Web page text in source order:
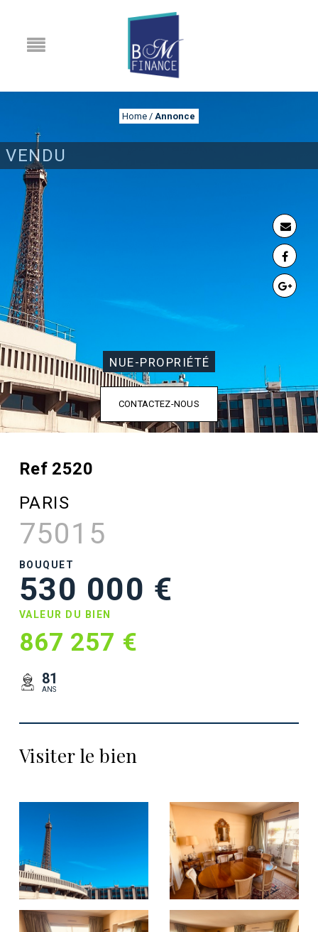
VENDU
Home / Annonce
ANNONCE
NUE-PROPRIÉTÉ
CONTACTEZ-NOUS
Ref 2520
PARIS
75015
BOUQUET
530 000 €
VALEUR DU BIEN
867 257 €
81
ANS
Visiter le bien